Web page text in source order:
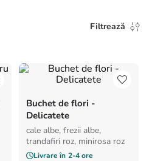
Filtrează
Buchet de flori -
Delicatete
cale albe, frezii albe,
trandafiri roz, minirosa roz
Livrare în 2-4 ore